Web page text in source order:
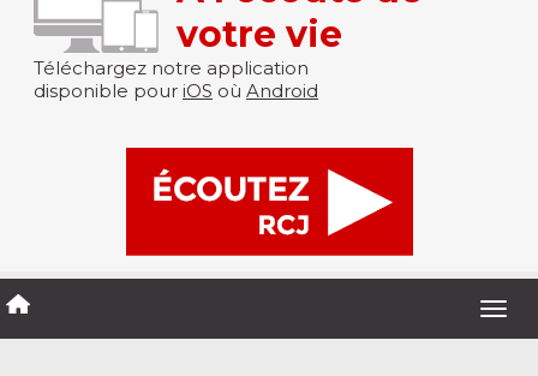
votre vie
Téléchargez notre application
disponible pour iOS où Android